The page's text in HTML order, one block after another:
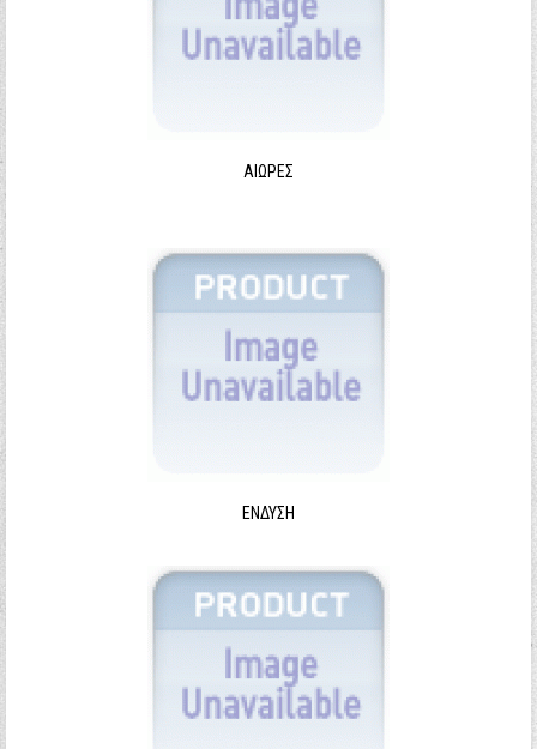
ΑΙΩΡΕΣ
ΈΝΔΥΣΗ